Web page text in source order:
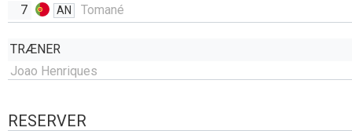
7
AN Tomané
TRÆNER
Joao Henriques
RESERVER